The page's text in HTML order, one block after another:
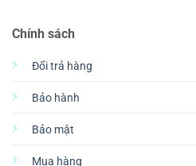
Chính sách
Đổi trả hàng
Bảo hành
Bảo mật
Mua hàng